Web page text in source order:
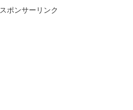
スポンサーリンク